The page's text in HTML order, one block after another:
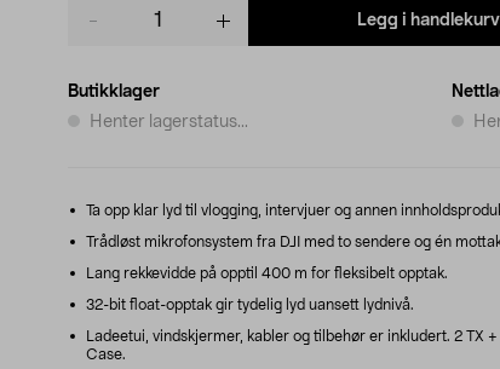
Legg i handlekurv
Butikklager
Henter lagerstatus...
Ta opp klar lyd til vlogging, intervjuer og annen
Trådløst mikrofonsystem fra DJI med to sendere og én
Lang rekkevidde på opptil 400 m for fleksibelt opptak.
32-bit float-opptak gir tydelig lyd uansett lydnivå.
Ladeetui, vindskjermer, kabler og tilbehør er inkludert. 2 TX
Case.